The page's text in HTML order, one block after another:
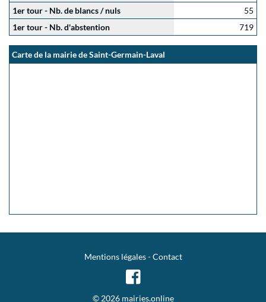
1er tour - Nb. de blancs / nuls
55
1er tour - Nb. d'abstention
719
Carte de la mairie de Saint-Germain-Laval
Mentions légales-Contact
© 2026 mairies.online